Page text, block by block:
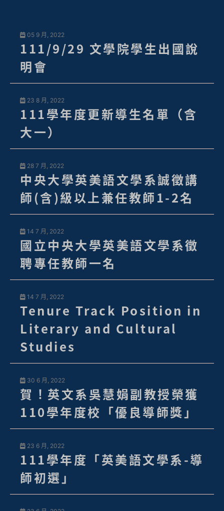
05 9 月, 2022
111/9/29 文學院學生出國說
明會
23 8 月, 2022
111學年度更新導生名單（含
大一）
28 7 月, 2022
中央大學英美語文學系誠徵講
師(含)級以上兼任教師1-2名
14 7 月, 2022
國立中央大學英美語文學系徵
聘專任教師一名
14 7 月, 2022
Tenure Track Position in
Literary and Cultural
Studies
30 6 月, 2022
賀！英文系吳慧娟副教授榮獲
110學年度校「優良導師獎」
23 6 月, 2022
111學年度「英美語文學系-導
師初選」